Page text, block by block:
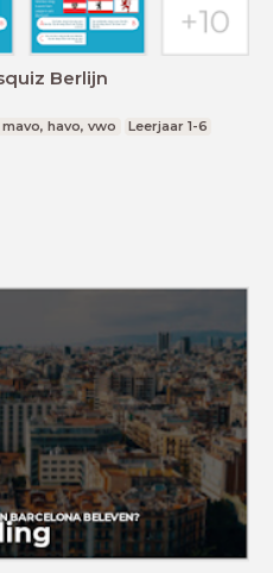
Berlijn
havo, vwo Leerjaar 1-6